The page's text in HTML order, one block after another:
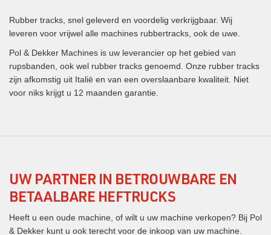
Rubber tracks, snel geleverd en voordelig verkrijgbaar. Wij
leveren voor vrijwel alle machines rubbertracks, ook de uwe.
Pol & Dekker Machines is uw leverancier op het gebied van
rupsbanden, ook wel rubber tracks genoemd. Onze rubber tracks
zijn afkomstig uit Italië en van een overslaanbare kwaliteit. Niet
voor niks krijgt u 12 maanden garantie.
UW PARTNER IN BETROUWBARE EN
BETAALBARE HEFTRUCKS
Heeft u een oude machine, of wilt u uw machine verkopen? Bij Pol
& Dekker kunt u ook terecht voor de inkoop van uw machine.